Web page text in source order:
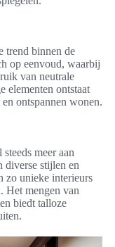
trend binnen de
op eenvoud, waarbij
van neutrale
elementen ontstaat
ontspannen wonen.
meer aan
diverse stijlen en
zo unieke interieurs
Het mengen van
biedt talloze